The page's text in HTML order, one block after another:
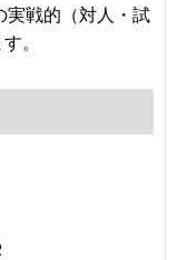
実戦的（対人・試
。